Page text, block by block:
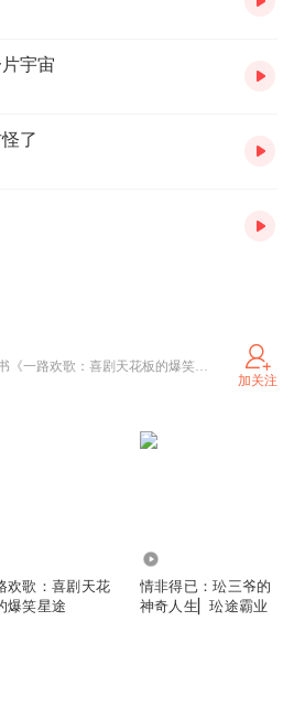
宇宙
了
有声书制作人 新评书《一路欢歌：喜剧天花板的爆笑星途》已上架，每天11点更新。武侠新评书《情非得已：玜三爷的神奇人生》，每晚九点更新。
加关注
欢歌：喜剧天花
爆笑星途
情非得已：玜三爷的
神奇人生▏玜途霸业